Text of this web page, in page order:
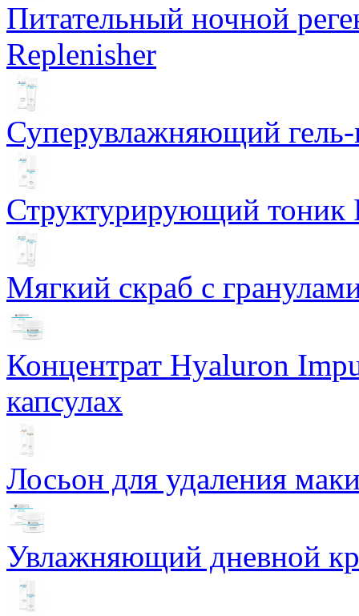
Питательный ночной
Replenisher
Суперувлажняющий
Структурирующий тоник
Мягкий скраб с
Концентрат Hyaluron
капсулах
Лосьон для удаления
Увлажняющий дневной